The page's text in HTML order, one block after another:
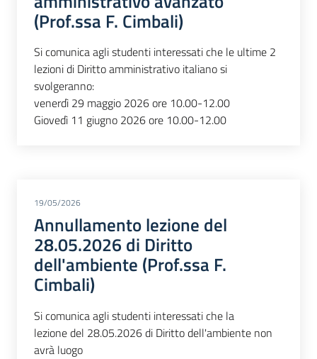
(Prof.ssa F. Cimbali)
Si comunica agli studenti interessati che le ultime 2
lezioni di Diritto amministrativo italiano si
svolgeranno:
venerdì 29 maggio 2026 ore 10.00-12.00
Giovedì 11 giugno 2026 ore 10.00-12.00
19/05/2026
Annullamento lezione del
28.05.2026 di Diritto
dell'ambiente (Prof.ssa F.
Cimbali)
Si comunica agli studenti interessati che la
lezione del 28.05.2026 di Diritto dell'ambiente non
avrà luogo